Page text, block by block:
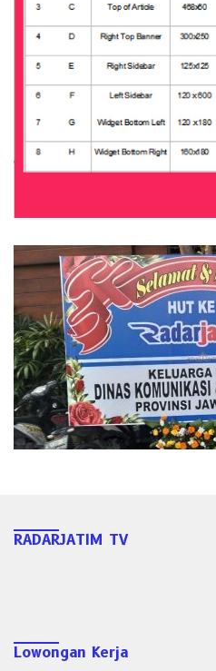
RADARJATIM TV
Lowongan Kerja